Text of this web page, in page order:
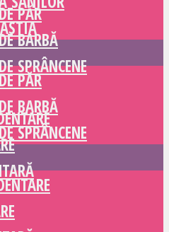
PĂR
BARBĂ
SPRÂNCENE
PĂR
BARBĂ
SPRÂNCENE